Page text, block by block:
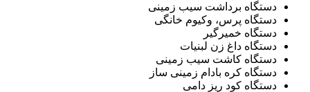
دستگاه برداشت سیب زمینی
دستگاه پرس، وکیوم خانگی
دستگاه خمیرگیر
دستگاه داغ زن لبنیات
دستگاه کاشت سیب زمینی
دستگاه کره بادام زمینی ساز
دستگاه کود ریز دامی